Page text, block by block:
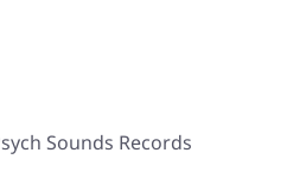
Sounds Records